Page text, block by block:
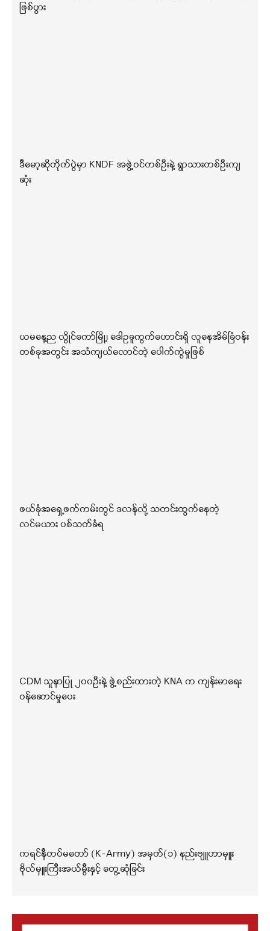
ဖြစ်ပွား
ဒီမော့ဆိုတိုက်ပွဲမှာ KNDF အဖွဲ့ဝင်တစ်ဦးနဲ့ ရွာသားတစ်ဦးကျ
ဆုံး
ယမနေ့ည လွိုင်ကော်မြို့၊ ဒေါဥခူကွက်ဟောင်းရှိ လူနေအိမ်ခြံဝန်း
တစ်ခုအတွင်း အသံကျယ်လောင်တဲ့ ပေါက်ကွဲမှုဖြစ်
ဖယ်ခုံအရှေ့ဖက်ကမ်းတွင် ဒလန်လို့ သတင်းထွက်နေတဲ့
လင်မယား ပစ်သတ်ခံရ
CDM သူနာပြု ၂၀၀ဦးနဲ့ ဖွဲ့စည်းထားတဲ့ KNA က ကျန်းမာရေး
ဝန်ဆောင်မှုပေး
ကရင်နီတပ်မတော် (K-Army) အမှတ်(၁) နည်းဗျူဟာမှူး
ဗိုလ်မှူးကြီးအယ်မွီးနှင့် တွေ့ဆုံခြင်း